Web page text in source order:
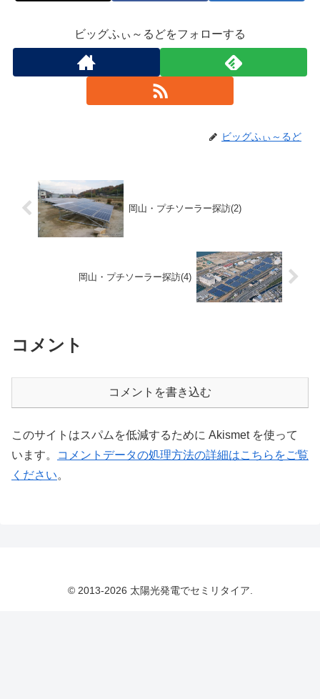
ビッグふぃ～るどをフォローする
ビッグふぃ～るど
岡山・プチソーラー探訪(2)
岡山・プチソーラー探訪(4)
コメント
コメントを書き込む
このサイトはスパムを低減するために Akismet を使って
います。
コメントデータの処理方法の詳細はこちらをご覧
ください。
© 2013-2026 太陽光発電でセミリタイア.